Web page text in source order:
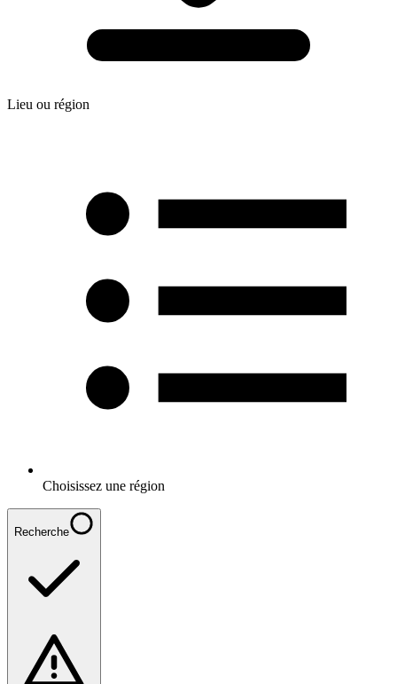
Lieu ou région
Choisissez une région
Recherche